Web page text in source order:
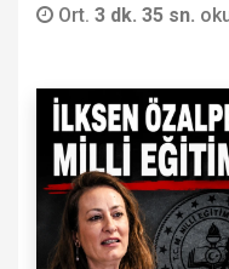
Ort. 3 dk. 35 sn.